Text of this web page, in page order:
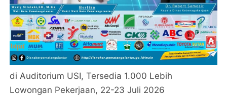
di Auditorium USI, Tersedia 1.000 Lebih
Lowongan Pekerjaan, 22-23 Juli 2026